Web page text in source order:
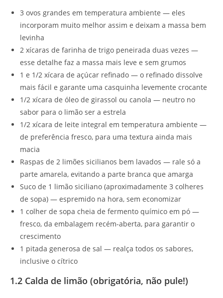
3 ovos grandes em temperatura ambiente — eles
incorporam muito melhor assim e deixam a massa bem
levinha
2 xícaras de farinha de trigo peneirada duas vezes —
esse detalhe faz a massa mais leve e sem grumos
1 e 1/2 xícara de açúcar refinado — o refinado dissolve
mais fácil e garante uma casquinha levemente crocante
1/2 xícara de óleo de girassol ou canola — neutro no
sabor para o limão ser a estrela
1/2 xícara de leite integral em temperatura ambiente —
de preferência fresco, para uma textura ainda mais
macia
Raspas de 2 limões sicilianos bem lavados — rale só a
parte amarela, evitando a parte branca que amarga
Suco de 1 limão siciliano (aproximadamente 3 colheres
de sopa) — espremido na hora, sem economizar
1 colher de sopa cheia de fermento químico em pó —
fresco, da embalagem recém-aberta, para garantir o
crescimento
1 pitada generosa de sal — realça todos os sabores,
inclusive o cítrico
1.2 Calda de limão (obrigatória, não pule!)